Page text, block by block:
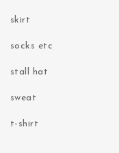
skirt
socks etc
stall hat
sweat
t-shirt